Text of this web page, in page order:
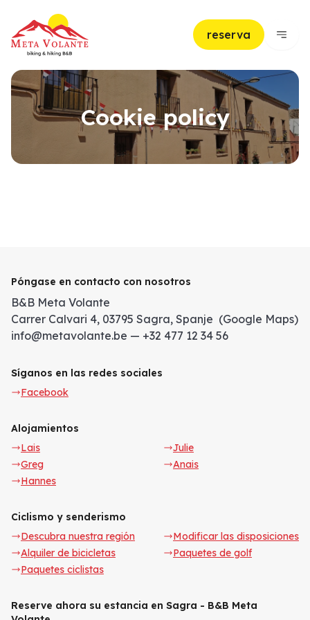
reserva
Cookie policy
Póngase en contacto con nosotros
B&B Meta Volante
Carrer Calvari 4, 03795 Sagra, Spanje (Google Maps)
info@metavolante.be — +32 477 12 34 56
Síganos en las redes sociales
Facebook
Alojamientos
Lais
Greg
Hannes
Julie
Anais
Ciclismo y senderismo
Descubra nuestra región
Alquiler de bicicletas
Paquetes ciclistas
Modificar las disposiciones
Paquetes de golf
Reserve ahora su estancia en Sagra - B&B Meta